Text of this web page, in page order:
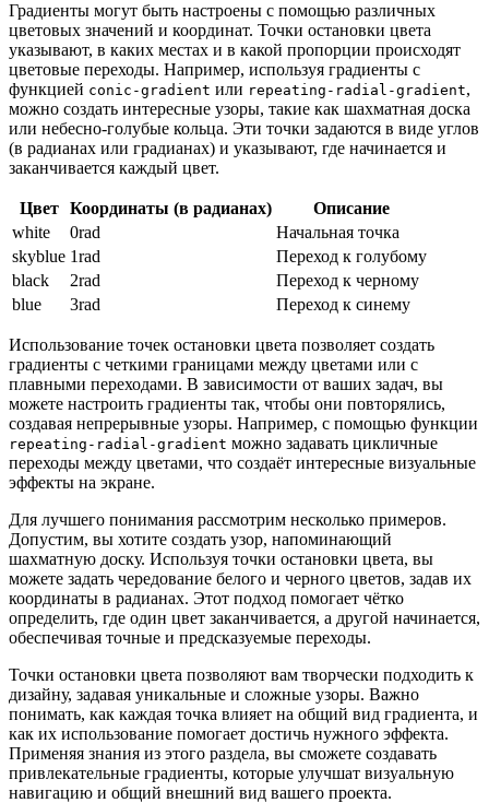
Градиенты могут быть настроены с помощью различных
цветовых значений и координат. Точки остановки цвета
указывают, в каких местах и в какой пропорции происходят
цветовые переходы. Например, используя градиенты с
функцией conic-gradient или repeating-radial-gradient,
можно создать интересные узоры, такие как шахматная доска
или небесно-голубые кольца. Эти точки задаются в виде углов
(в радианах или градианах) и указывают, где начинается и
заканчивается каждый цвет.
Цвет Координаты (в радианах)
Описание
white
0rad
Начальная точка
skyblue 1rad
Переход к голубому
black
2rad
Переход к черному
blue
3rad Переход к синему
Использование точек остановки цвета позволяет создать
градиенты с четкими границами между цветами или с
плавными переходами. В зависимости от ваших задач, вы
можете настроить градиенты так, чтобы они повторялись,
создавая непрерывные узоры. Например, с помощью функции
repeating-radial-gradient можно задавать цикличные
переходы между цветами, что создаёт интересные визуальные
эффекты на экране.
Для лучшего понимания рассмотрим несколько примеров.
Допустим, вы хотите создать узор, напоминающий
шахматную доску. Используя точки остановки цвета, вы
можете задать чередование белого и черного цветов, задав их
координаты в радианах. Этот подход помогает чётко
определить, где один цвет заканчивается, а другой начинается,
обеспечивая точные и предсказуемые переходы.
Точки остановки цвета позволяют вам творчески подходить к
дизайну, задавая уникальные и сложные узоры. Важно
понимать, как каждая точка влияет на общий вид градиента, и
как их использование помогает достичь нужного эффекта.
Применяя знания из этого раздела, вы сможете создавать
привлекательные градиенты, которые улучшат визуальную
навигацию и общий внешний вид вашего проекта.